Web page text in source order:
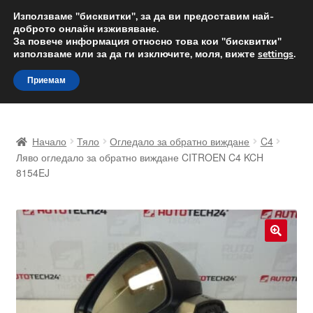
ДОСТАВКА от 12 лв.
Доставка по целия свят
Skip
to
navigation
Skip
to
content
Доставка по целия свят
Контакт
Начало Тяло Огледало за обратно виждане
C4
Ляво огледало за обратно виждане CITROEN C4 KCH
8154EJ
Използваме "бисквитки", за да ви предоставим най-
доброто онлайн изживяване.
За повече информация относно това кои "бисквитки"
използваме или за да ги изключите, моля, вижте settings.
Приемам